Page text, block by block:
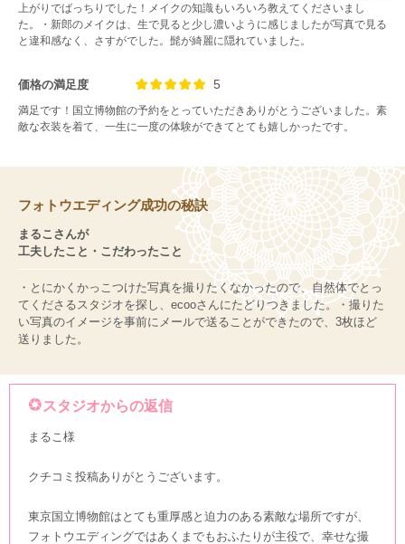
上がりでばっちりでした！メイクの知識もいろいろ教えてくださいまし
た。・新郎のメイクは、生で見ると少し濃いように感じましたが写真で見る
と違和感なく、さすがでした。髭が綺麗に隠れていました。
価格の満足度 5
満足です！国立博物館の予約をとっていただきありがとうございました。素
敵な衣装を着て、一生に一度の体験ができてとても嬉しかったです。
フォトウエディング成功の秘訣
まるこさんが
工夫したこと・こだわったこと
・とにかくかっこつけた写真を撮りたくなかったので、自然体でとっ
てくださるスタジオを探し、ecooさんにたどりつきました。・撮りた
い写真のイメージを事前にメールで送ることができたので、3枚ほど
送りました。
スタジオからの返信
まるこ様
クチコミ投稿ありがとうございます。
東京国立博物館はとても重厚感と迫力のある素敵な場所ですが、
フォトウエディングではあくまでもおふたりが主役で、幸せな撮